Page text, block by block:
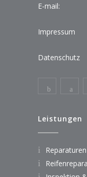
E-mail:
Impressum
Datenschutz
Leistungen